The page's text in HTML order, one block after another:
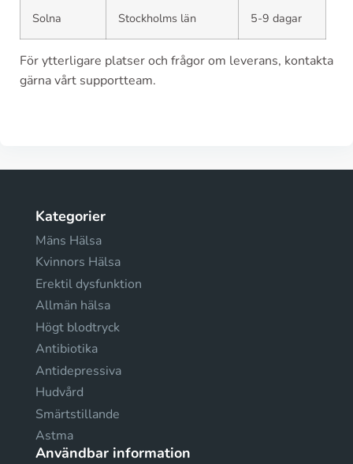
Solna Stockholms län 5-9 dagar
För ytterligare platser och frågor om leverans, kontakta
gärna vårt supportteam.
Kategorier
Mäns Hälsa
Kvinnors Hälsa
Erektil dysfunktion
Allmän hälsa
Högt blodtryck
Antibiotika
Antidepressiva
Hudvård
Smärtstillande
Astma
Användbar information